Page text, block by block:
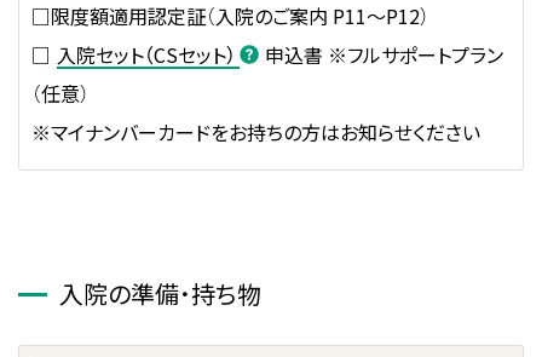
□限度額適用認定証（入院のご案内 P11～P12）
□ 入院セット（CSセット）
申込書 ※フルサポートプラン
（任意）
※マイナンバーカードをお持ちの方はお知らせください
入院の準備・持ち物